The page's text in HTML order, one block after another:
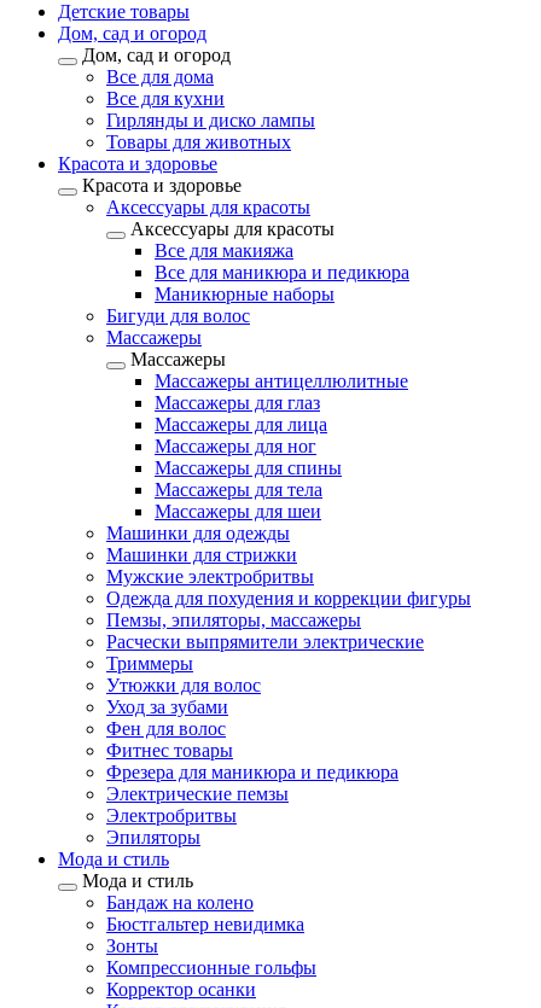
Детские товары
Дом, сад и огород
Дом, сад и огород
Все для дома
Все для кухни
Гирлянды и диско лампы
Товары для животных
Красота и здоровье
Красота и здоровье
Аксессуары для красоты
Аксессуары для красоты
Все для макияжа
Все для маникюра и педикюра
Маникюрные наборы
Бигуди для волос
Массажеры
Массажеры
Массажеры антицеллюлитные
Массажеры для глаз
Массажеры для лица
Массажеры для ног
Массажеры для спины
Массажеры для тела
Массажеры для шеи
Машинки для одежды
Машинки для стрижки
Мужские электробритвы
Одежда для похудения и коррекции фигуры
Пемзы, эпиляторы, массажеры
Расчески выпрямители электрические
Триммеры
Утюжки для волос
Уход за зубами
Фен для волос
Фитнес товары
Фрезера для маникюра и педикюра
Электрические пемзы
Электробритвы
Эпиляторы
Мода и стиль
Мода и стиль
Бандаж на колено
Бюстгальтер невидимка
Зонты
Компрессионные гольфы
Корректор осанки